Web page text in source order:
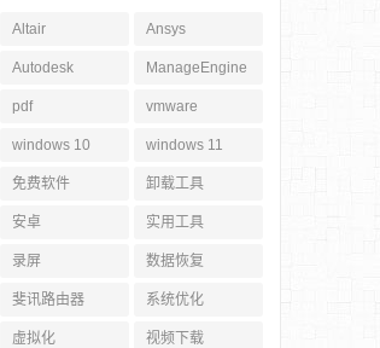
Altair Ansys
Autodesk ManageEngine
pdf vmware
windows 10 windows 11
免费软件 卸载工具
安卓 实用工具
录屏 数据恢复
斐讯路由器 系统优化
虚拟化 视频下载